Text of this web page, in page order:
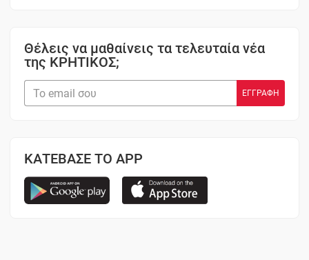
Θέλεις να μαθαίνεις τα τελευταία νέα
της ΚΡΗΤΙΚΟΣ;
ΚΑΤΕΒΑΣΕ ΤΟ APP